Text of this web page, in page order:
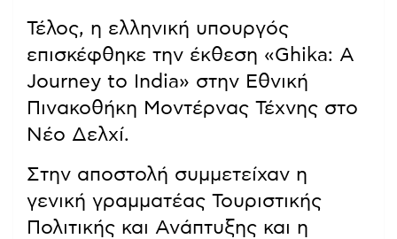
Τέλος, η ελληνική υπουργός
επισκέφθηκε την έκθεση «Ghika: A
Journey to India» στην Εθνική
Πινακοθήκη Μοντέρνας Τέχνης στο
Νέο Δελχί.
Στην αποστολή συμμετείχαν η
γενική γραμματέας Τουριστικής
Πολιτικής και Ανάπτυξης και η